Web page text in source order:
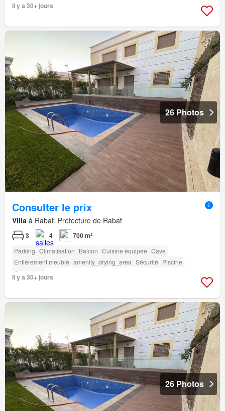
Il y a 30+ jours
26 Photos
Consulter le prix
Villa à Rabat, Préfecture de Rabat
3 4 700 m²
Parking Climatisation Balcon Cuisine équipée Cave
Entièrement meublé amenity_drying_area Sécurité Piscine
Ascenseur
Il y a 30+ jours
26 Photos